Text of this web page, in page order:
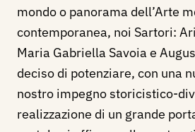
mondo o panorama dell’Arte
contemporanea, noi Sartori:
Maria Gabriella Savoia e
deciso di potenziare, con una
nostro impegno storicistico-
realizzazione di un grande